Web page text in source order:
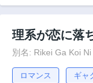
理系が恋に落
別名: Rikei Ga Koi
ロマンス ギャ